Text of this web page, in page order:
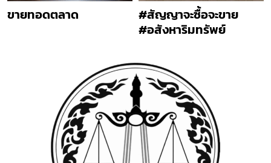
ขายทอดตลาด
#สัญญาจะซื้อจะขาย
#อสังหาริมทรัพย์